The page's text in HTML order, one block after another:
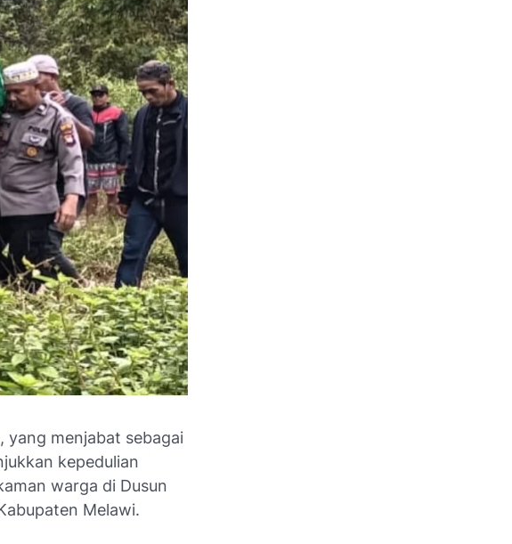
yang menjabat sebagai
kepedulian
warga di Dusun
Melawi.